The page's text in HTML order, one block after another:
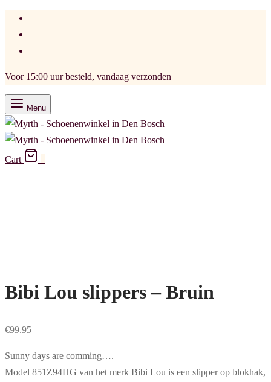
Voor 15:00 uur besteld, vandaag verzonden
Menu
Cart
Bibi Lou slippers – Bruin
€99.95
Sunny days are comming….
Model 851Z94HG van het merk Bibi Lou is een slipper op blokhak,